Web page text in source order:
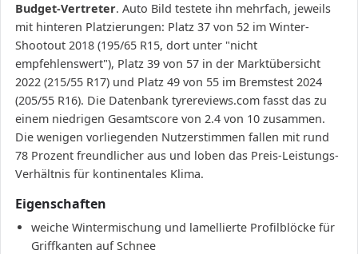
Budget-Vertreter. Auto Bild testete ihn mehrfach, jeweils
mit hinteren Platzierungen: Platz 37 von 52 im Winter-
Shootout 2018 (195/65 R15, dort unter "nicht
empfehlenswert"), Platz 39 von 57 in der Marktübersicht
2022 (215/55 R17) und Platz 49 von 55 im Bremstest 2024
(205/55 R16). Die Datenbank tyrereviews.com fasst das zu
einem niedrigen Gesamtscore von 2.4 von 10 zusammen.
Die wenigen vorliegenden Nutzerstimmen fallen mit rund
78 Prozent freundlicher aus und loben das Preis-Leistungs-
Verhältnis für kontinentales Klima.
Eigenschaften
weiche Wintermischung und lamellierte Profilblöcke für
Griffkanten auf Schnee